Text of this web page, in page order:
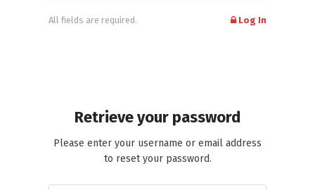
All fields are required. Log In
Retrieve your password
Please enter your username or email address
to reset your password.